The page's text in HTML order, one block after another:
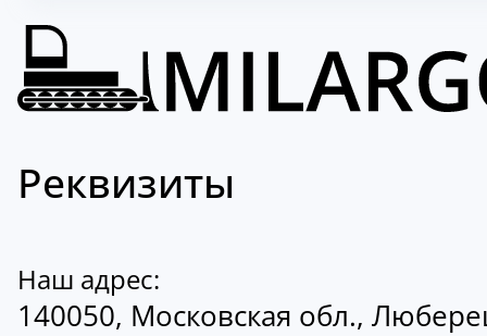
Реквизиты
Наш адрес:
140050, Московская обл.,